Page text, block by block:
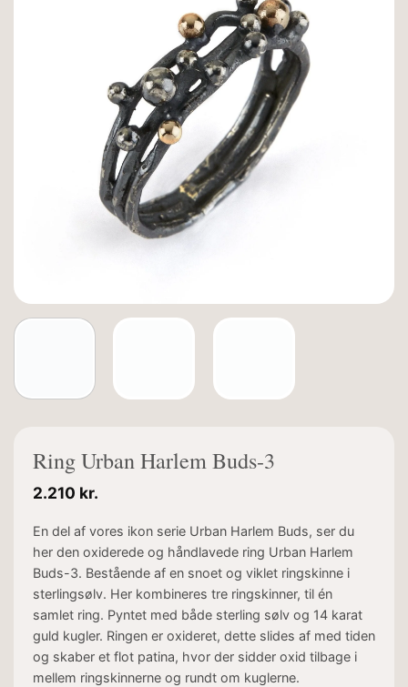
Ring Urban Harlem Buds-3
2.210 kr.
En del af vores ikon serie Urban Harlem Buds, ser du
her den oxiderede og håndlavede ring Urban Harlem
Buds-3. Bestående af en snoet og viklet ringskinne i
sterlingsølv. Her kombineres tre ringskinner, til én
samlet ring. Pyntet med både sterling sølv og 14 karat
guld kugler. Ringen er oxideret, dette slides af med tiden
og skaber et flot patina, hvor der sidder oxid tilbage i
mellem ringskinnerne og rundt om kuglerne.